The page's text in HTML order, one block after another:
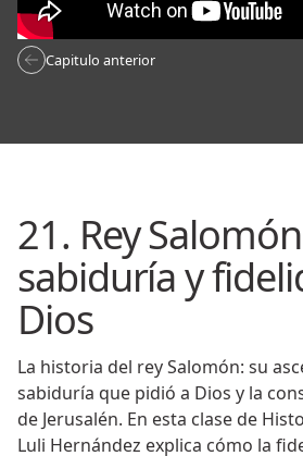
Capitulo anterior
21. Rey
sabiduría y
Dios
La historia del rey Salomón: su
sabiduría que pidió a Dios y la
de Jerusalén. En esta clase de
Luli Hernández explica cómo la